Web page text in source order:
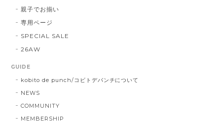
親子でお揃い
専用ページ
SPECIAL SALE
26AW
GUIDE
kobito de punch/コビトデパンチについて
NEWS
COMMUNITY
MEMBERSHIP